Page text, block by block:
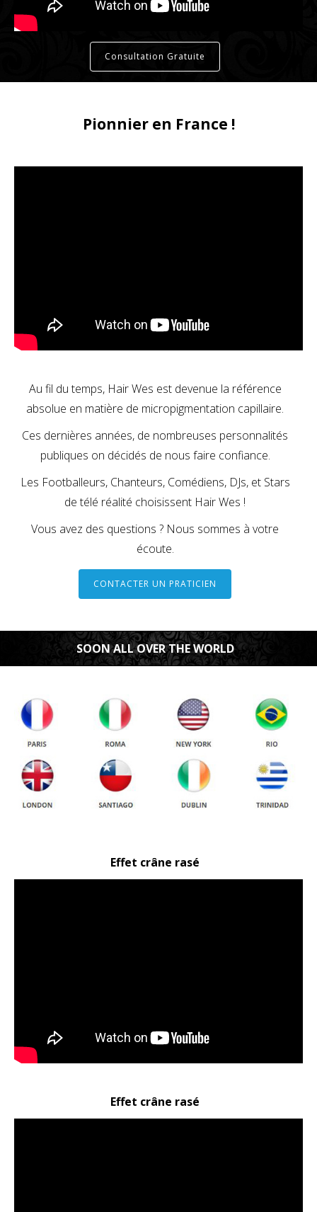
Consultation Gratuite
Pionnier en France !
Au fil du temps, Hair Wes est devenue la référence
absolue en matière de micropigmentation capillaire.
Ces dernières années, de nombreuses personnalités
publiques on décidés de nous faire confiance.
Les Footballeurs, Chanteurs, Comédiens, DJs, et Stars
de télé réalité choisissent Hair Wes !
Vous avez des questions ? Nous sommes à votre
écoute.
CONTACTER UN PRATICIEN
SOON ALL OVER THE WORLD
Effet crâne rasé
Effet crâne rasé